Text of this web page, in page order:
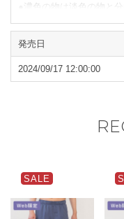
●濃色の物は淡色の物と
●タンブラー乾燥はお避け
●形を整えて陰干しして
発売日
2024/09/17 12:00:00
SALE